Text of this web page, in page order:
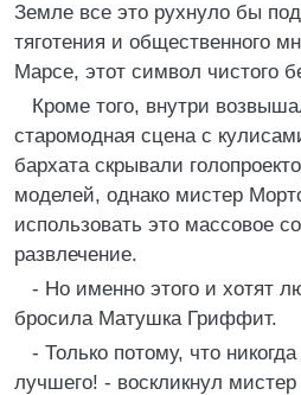
Земле все это рухнуло бы
тяготения и общественного
Марсе, этот символ чистого
Кроме того, внутри
старомодная сцена с
бархата скрывали
моделей, однако мистер
использовать это массовое
развлечение.
- Но именно этого и хотят
бросила Матушка Гриффит.
- Только потому, что
лучшего! - воскликнул